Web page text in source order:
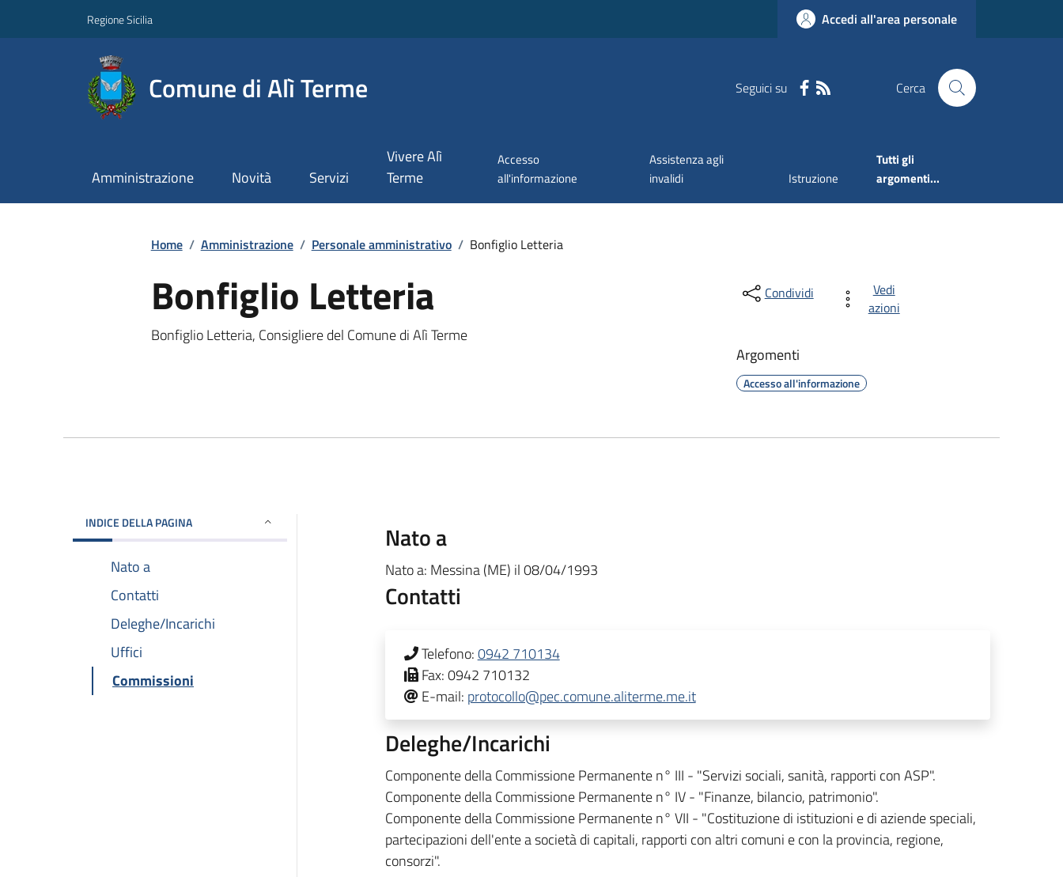
Regione Sicilia Accedi all'area personale
Comune di Alì Terme Seguici su Cerca
Amministrazione Novità Servizi
Vivere Alì
Terme
Accesso
all'informazione
Assistenza agli
invalidi
Istruzione
Tutti gli
argomenti...
Home / Amministrazione / Personale amministrativo / Bonfiglio Letteria
Bonfiglio Letteria
Bonfiglio Letteria, Consigliere del Comune di Alì Terme
Condividi
Vedi
azioni
Argomenti
Accesso all'informazione
INDICE DELLA PAGINA
Nato a
Contatti
Deleghe/Incarichi
Uffici
Commissioni
Nato a
Nato a: Messina (ME) il08/04/1993
Contatti
Telefono:0942 710134
Fax:0942 710132
E-mail: protocollo@pec.comune.aliterme.me.it
Deleghe/Incarichi
Componente della Commissione Permanente n° III - "Servizi sociali, sanità, rapporti con ASP".
Componente della Commissione Permanente n° IV - "Finanze, bilancio, patrimonio".
Componente della Commissione Permanente n° VII - "Costituzione di istituzioni e di aziende speciali,
partecipazioni dell'ente a società di capitali, rapporti con altri comuni e con la provincia, regione,
consorzi".